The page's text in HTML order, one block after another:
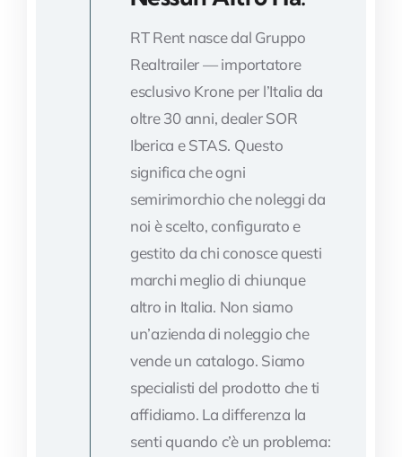
RT Rent nasce dal Gruppo
Realtrailer — importatore
esclusivo Krone per l’Italia da
oltre 30 anni, dealer SOR
Iberica e STAS. Questo
significa che ogni
semirimorchio che noleggi da
noi è scelto, configurato e
gestito da chi conosce questi
marchi meglio di chiunque
altro in Italia. Non siamo
un’azienda di noleggio che
vende un catalogo. Siamo
specialisti del prodotto che ti
affidiamo. La differenza la
senti quando c’è un problema: